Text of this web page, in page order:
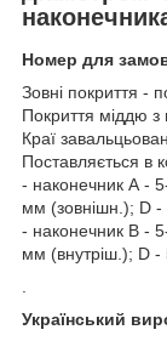
Номер для
Зовні покриття -
Покриття міддю з
Краї
Поставляється в
- наконечник А -
мм (зовнішн.); D
- наконечник В -
мм (внутріш.); D
.
Український